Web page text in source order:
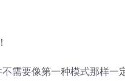
需要像第一种模式那样一